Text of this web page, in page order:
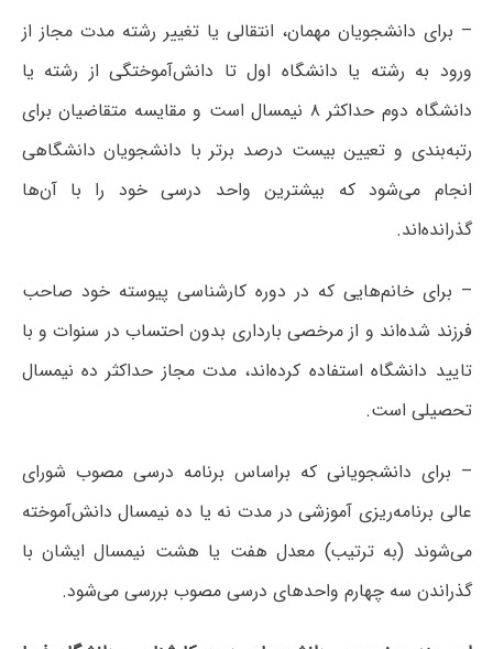
– برای دانشجویان مهمان، انتقالی یا تغییر رشته مدت مجاز از
ورود به رشته یا دانشگاه اول تا دانش‌آموختگی از رشته یا
دانشگاه دوم حداکثر ۸ نیمسال است و مقایسه متقاضیان برای
رتبه‌بندی و تعیین بیست درصد برتر با دانشجویان دانشگاهی
انجام می‌شود که بیشترین واحد درسی خود را با آن‌ها
گذرانده‌اند.
– برای خانم‌هایی که در دوره کارشناسی پیوسته خود صاحب
فرزند شده‌اند و از مرخصی بارداری بدون احتساب در سنوات و با
تایید دانشگاه استفاده کرده‌اند، مدت مجاز حداکثر ده نیمسال
تحصیلی است.
– برای دانشجویانی که براساس برنامه درسی مصوب شورای
عالی برنامه‌ریزی آموزشی در مدت نه یا ده نیمسال دانش‌آموخته
می‌شوند (به ترتیب) معدل هفت یا هشت نیمسال ایشان با
گذراندن سه چهارم واحدهای درسی مصوب بررسی می‌شود.